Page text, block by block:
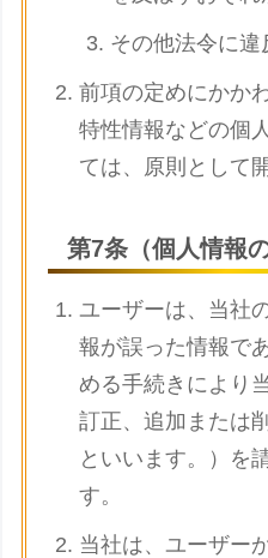
その他法令に
前項の定めにかか
特性情報などの個
ては、原則として
第7条（個人情報
ユーザーは、当社
報が誤った情報で
める手続きにより
訂正、追加または
といいます。）を
す。
当社は、ユーザー